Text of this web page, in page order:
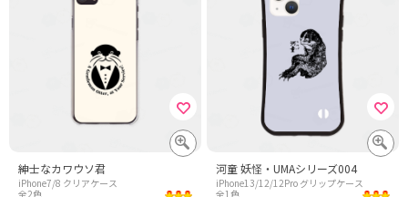
紳士なカワウソ君
iPhone7/8 クリアケース
全2色
河童 妖怪・UMAシリーズ004
iPhone13/12/12Pro グリップケース
全1色